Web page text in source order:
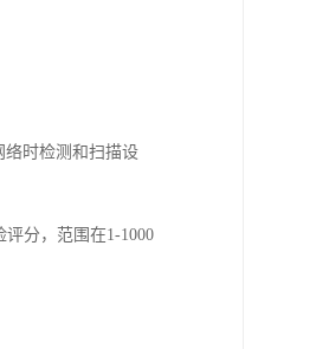
络时检测和扫描设
分，范围在1-1000